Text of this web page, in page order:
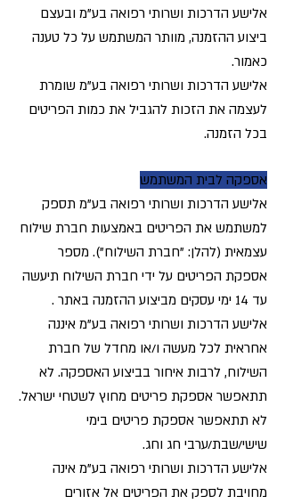
אלישע הדרכות ושרותי רפואה בע"מ ובעצם
ביצוע ההזמנה, מוותר המשתמש על כל טענה
כאמור.
אלישע הדרכות ושרותי רפואה בע"מ שומרת
לעצמה את הזכות להגביל את כמות הפריטים
בכל הזמנה.
אספקה לבית המשתמש
אלישע הדרכות ושרותי רפואה בע"מ תספק
למשתמש את הפריטים באמצעות חברת שילוח
עצמאית (להלן: "חברת השילוח"). מספר
אספקת הפריטים על ידי חברת השילוח תיעשה
עד 14 ימי עסקים מביצוע ההזמנה באתר .
אלישע הדרכות ושרותי רפואה בע"מ איננה
אחראית לכל מעשה ו/או מחדל של חברת
השילוח, לרבות איחור בביצוע האספקה. לא
תתאפשר אספקת פריטים מחוץ לשטחי ישראל.
לא תתאפשר אספקת פריטים בימי
שישי/שבת/ערבי חג וחג.
אלישע הדרכות ושרותי רפואה בע"מ אינה
מחויבת לספק את הפריטים אל אזורים